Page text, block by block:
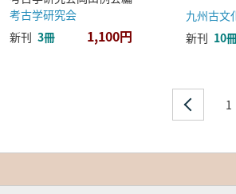
考古学研究会
新刊 3冊 1,100円
九州古文
新刊 10
1